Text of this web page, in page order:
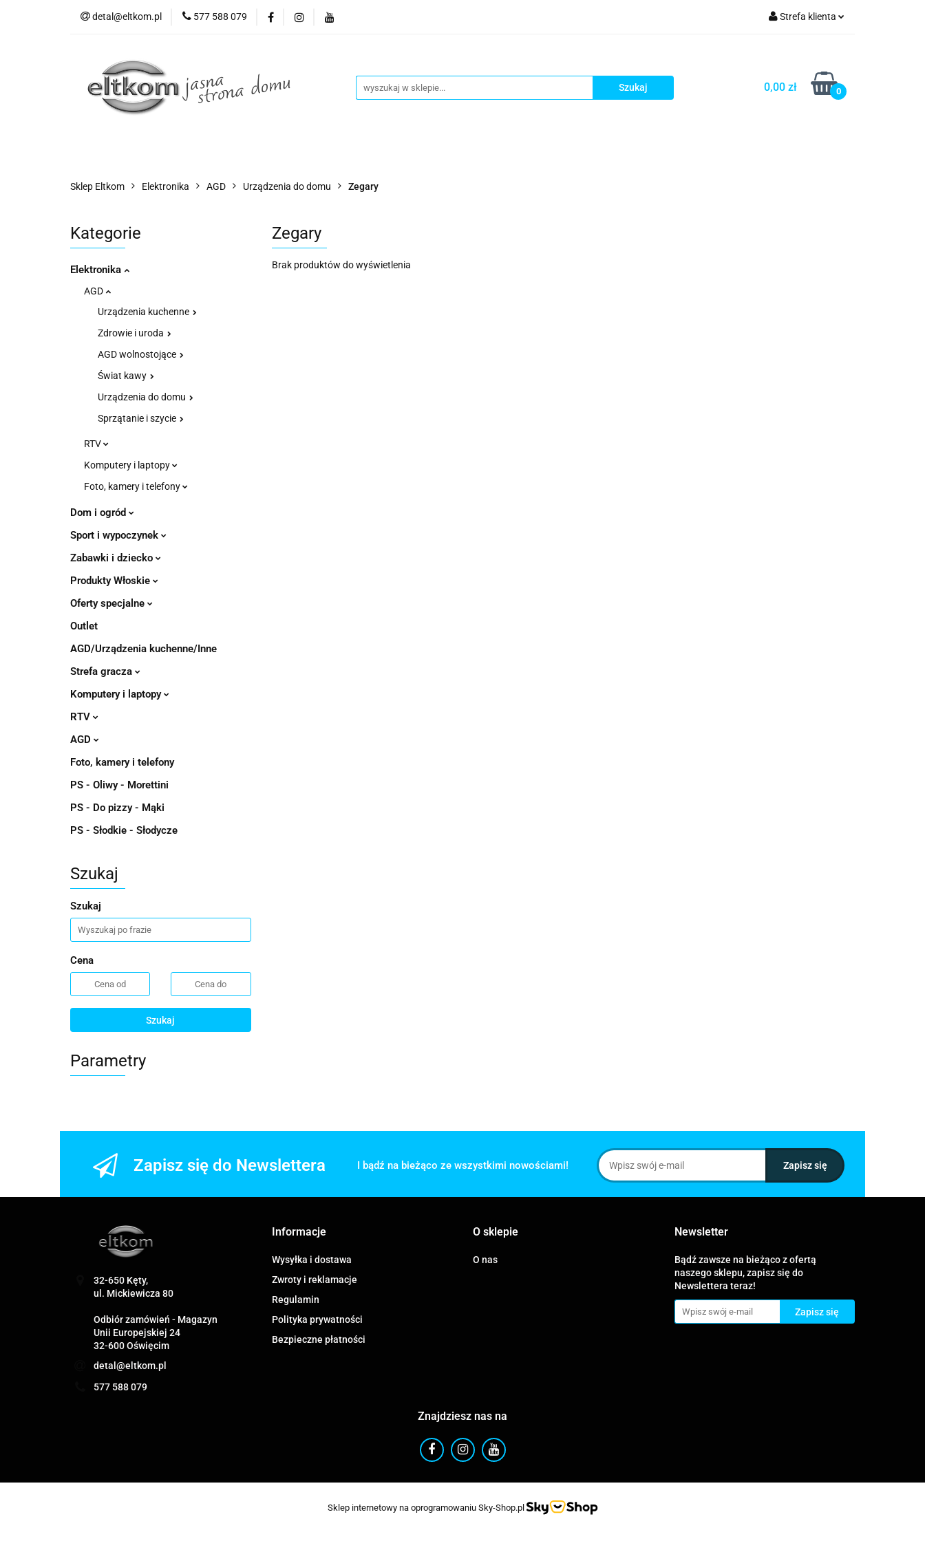
detal@eltkom.pl 577 588 079 Strefa klienta
Zarejestruj się
Dodaj zgłoszenie
0,00 zł 0
O nas Informacje
Sklep Eltkom Elektronika AGD Urządzenia do domu Zegary
Kategorie
Elektronika
AGD
Urządzenia kuchenne
Zdrowie i uroda
AGD wolnostojące
Świat kawy
Urządzenia do domu
Sprzątanie i szycie
RTV
Komputery i laptopy
Foto, kamery i telefony
Dom i ogród
Sport i wypoczynek
Zabawki i dziecko
Produkty Włoskie
Oferty specjalne
Outlet
AGD/Urządzenia kuchenne/Inne
Strefa gracza
Komputery i laptopy
RTV
AGD
Foto, kamery i telefony
PS - Oliwy - Morettini
PS - Do pizzy - Mąki
PS - Słodkie - Słodycze
Szukaj
Szukaj
Cena
Szukaj
Parametry
Zegary
Brak produktów do wyświetlenia
Zapisz się do Newslettera I bądź na bieżąco ze wszystkimi nowościami!
32-650 Kęty,
ul. Mickiewicza 80
Odbiór zamówień - Magazyn
Unii Europejskiej 24
32-600 Oświęcim
detal@eltkom.pl
577 588 079
Informacje
Wysyłka i dostawa
Zwroty i reklamacje
Regulamin
Polityka prywatności
Bezpieczne płatności
O sklepie
O nas
Newsletter
Bądź zawsze na bieżąco z ofertą
naszego sklepu, zapisz się do
Newslettera teraz!
Znajdziesz nas na
Sklep internetowy na oprogramowaniu Sky-Shop.pl